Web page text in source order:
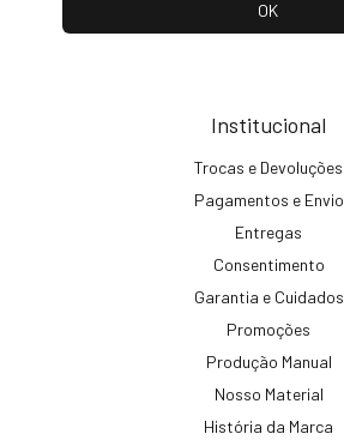
Institucional
Trocas e Devoluções
Pagamentos e Envio
Entregas
Consentimento
Garantia e Cuidados
Promoções
Produção Manual
Nosso Material
História da Marca